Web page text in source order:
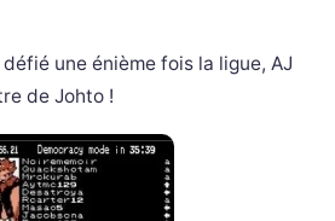
une énième fois la ligue, AJ
de Johto !